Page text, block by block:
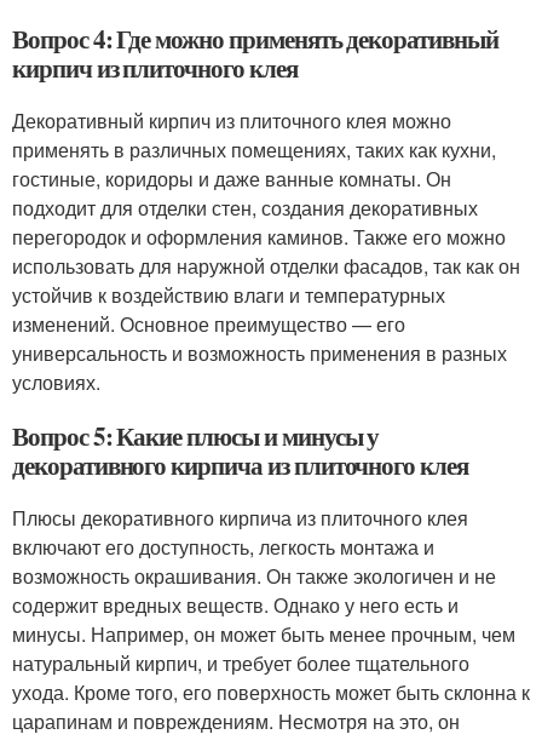
Вопрос 4: Где можно применять декоративный
кирпич из плиточного клея
Декоративный кирпич из плиточного клея можно
применять в различных помещениях, таких как кухни,
гостиные, коридоры и даже ванные комнаты. Он
подходит для отделки стен, создания декоративных
перегородок и оформления каминов. Также его можно
использовать для наружной отделки фасадов, так как он
устойчив к воздействию влаги и температурных
изменений. Основное преимущество — его
универсальность и возможность применения в разных
условиях.
Вопрос 5: Какие плюсы и минусы у
декоративного кирпича из плиточного клея
Плюсы декоративного кирпича из плиточного клея
включают его доступность, легкость монтажа и
возможность окрашивания. Он также экологичен и не
содержит вредных веществ. Однако у него есть и
минусы. Например, он может быть менее прочным, чем
натуральный кирпич, и требует более тщательного
ухода. Кроме того, его поверхность может быть склонна к
царапинам и повреждениям. Несмотря на это, он